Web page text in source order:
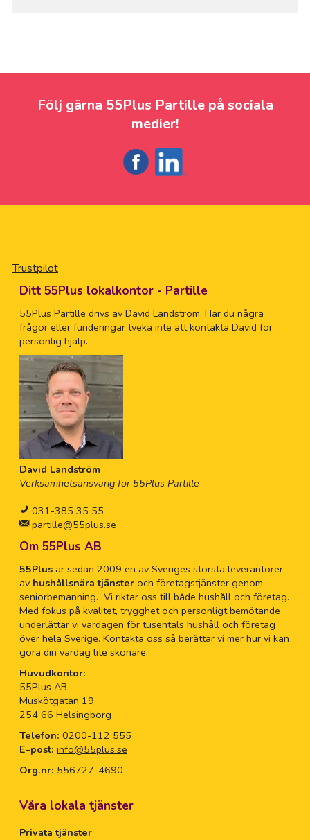
Följ gärna 55Plus Partille på sociala
medier!
Trustpilot
Ditt 55Plus lokalkontor - Partille
55Plus Partille drivs av David Landström. Har du några
frågor eller funderingar tveka inte att kontakta David för
personlig hjälp.
David Landström
Verksamhetsansvarig för 55Plus Partille
031-385 35 55
partille@55plus.se
Om 55Plus AB
55Plusär sedan 2009 en av Sveriges största leverantörer
av hushållsnära tjänsteroch företagstjänster genom
seniorbemanning. Vi riktar oss till både hushåll och företag.
Med fokus på kvalitet, trygghet och personligt bemötande
underlättar vi vardagen för tusentals hushåll och företag
över hela Sverige. Kontakta oss så berättar vi mer hur vi kan
göra din vardag lite skönare.
Huvudkontor:
55Plus AB
Muskötgatan 19
254 66 Helsingborg
Telefon: 0200-112 555
E-post: info@55plus.se
Org.nr: 556727-4690
Våra lokala tjänster
Privata tjänster